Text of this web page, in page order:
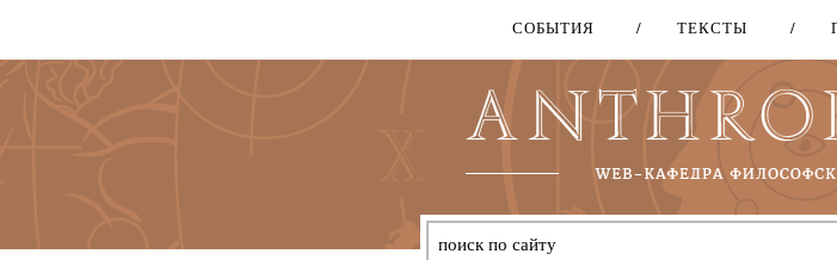
Перейти
основному
содержанию
СОБЫТИЯ ТЕКСТЫ